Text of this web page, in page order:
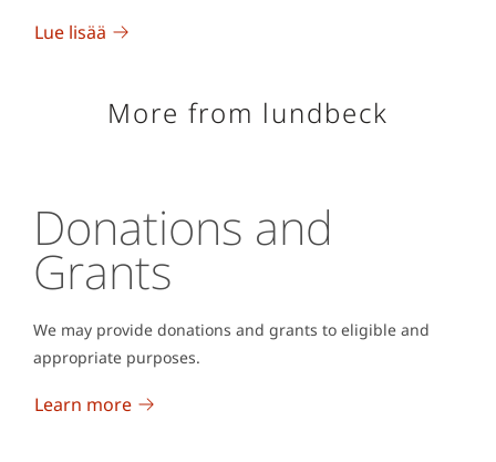
Lue lisää
More from lundbeck
Donations and
Grants
We may provide donations and grants to eligible and
appropriate purposes.
Learn more